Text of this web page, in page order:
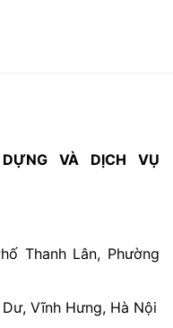
VÀ DỊCH VỤ
Thanh Lân, Phường
Vĩnh Hưng, Hà Nội